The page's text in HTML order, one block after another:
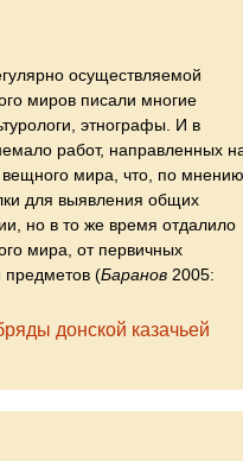
осуществляемой
миров писали многие
этнографы. И в
работ, направленных
вещного мира, что, по мнению
для выявления общих
но в то же время отдалило
мира, от первичных
предметов (Баранов 2005:
донской казачьей